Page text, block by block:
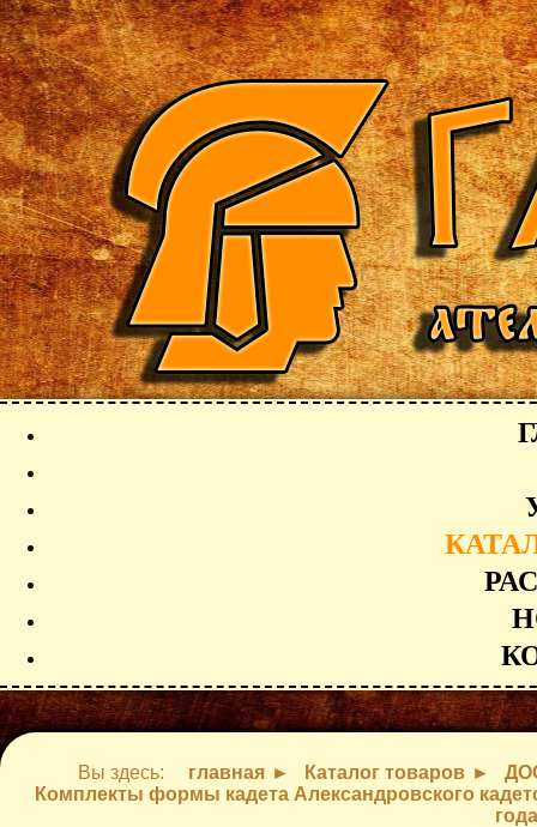
Вы здесь: главная Каталог товаров
Комплекты формы кадета Александровского